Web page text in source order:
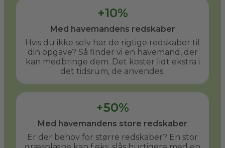
+10%
Med havemandens redskaber
Hvis du ikke selv har de rigtige redskaber til
din opgave? Så finder vi en havemand, der
kan medbringe dem. Det koster lidt ekstra i
det tidsrum, de anvendes.
+50%
Med havemandens store redskaber
Er der behov for større redskaber? En stor